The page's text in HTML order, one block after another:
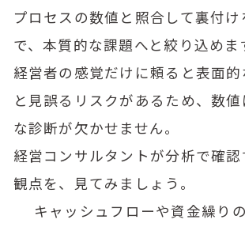
プロセスの数値と照合して裏付け
で、本質的な課題へと絞り込めま
経営者の感覚だけに頼ると表面
と見誤るリスクがあるため、数
な診断が欠かせません。
経営コンサルタントが分析で確
観点を、見てみましょう。
キャッシュフローや資金繰り